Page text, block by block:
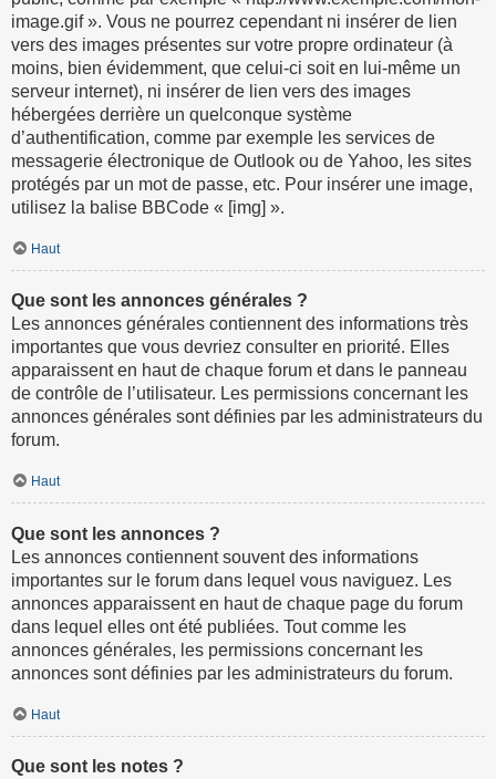
image.gif ». Vous ne pourrez cependant ni insérer de lien
vers des images présentes sur votre propre ordinateur (à
moins, bien évidemment, que celui-ci soit en lui-même un
serveur internet), ni insérer de lien vers des images
hébergées derrière un quelconque système
d’authentification, comme par exemple les services de
messagerie électronique de Outlook ou de Yahoo, les sites
protégés par un mot de passe, etc. Pour insérer une image,
utilisez la balise BBCode « [img] ».
Haut
Que sont les annonces générales ?
Les annonces générales contiennent des informations très
importantes que vous devriez consulter en priorité. Elles
apparaissent en haut de chaque forum et dans le panneau
de contrôle de l’utilisateur. Les permissions concernant les
annonces générales sont définies par les administrateurs du
forum.
Haut
Que sont les annonces ?
Les annonces contiennent souvent des informations
importantes sur le forum dans lequel vous naviguez. Les
annonces apparaissent en haut de chaque page du forum
dans lequel elles ont été publiées. Tout comme les
annonces générales, les permissions concernant les
annonces sont définies par les administrateurs du forum.
Haut
Que sont les notes ?